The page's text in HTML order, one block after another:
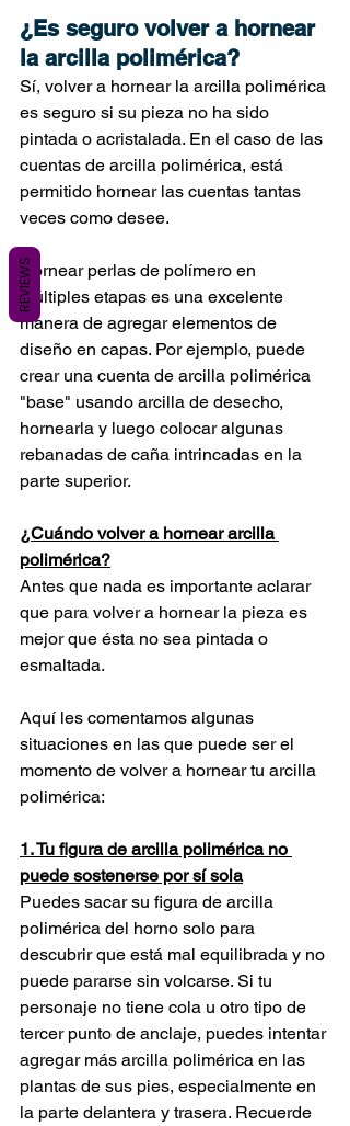
¿Es seguro volver a hornear
la arcilla polimérica?
Sí, volver a hornear la arcilla polimérica
es seguro si su pieza no ha sido
pintada o acristalada. En el caso de las
cuentas de arcilla polimérica, está
permitido hornear las cuentas tantas
veces como desee.
Hornear perlas de polímero en
múltiples etapas es una excelente
manera de agregar elementos de
diseño en capas. Por ejemplo, puede
crear una cuenta de arcilla polimérica
"base" usando arcilla de desecho,
hornearla y luego colocar algunas
rebanadas de caña intrincadas en la
parte superior.
¿Cuándo volver a hornear arcilla
polimérica?
Antes que nada es importante aclarar
que para volver a hornear la pieza es
mejor que ésta no sea pintada o
esmaltada.
Aquí les comentamos algunas
situaciones en las que puede ser el
momento de volver a hornear tu arcilla
polimérica:
1. Tu figura de arcilla polimérica no
puede sostenerse por sí sola
Puedes sacar su figura de arcilla
polimérica del horno solo para
descubrir que está mal equilibrada y no
puede pararse sin volcarse. Si tu
personaje no tiene cola u otro tipo de
tercer punto de anclaje, puedes intentar
agregar más arcilla polimérica en las
plantas de sus pies, especialmente en
la parte delantera y trasera. Recuerde
REVIEWS